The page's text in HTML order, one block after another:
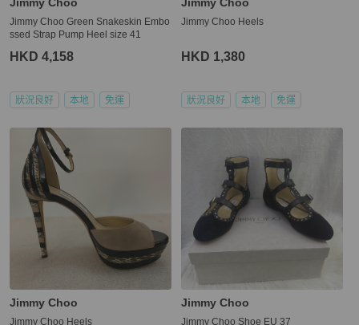
Jimmy Choo Green Snakeskin Embo
ssed Strap Pump Heel size 41
HKD 4,158
狀況良好 本地 免運
Jimmy Choo Heels
HKD 1,380
狀況良好 本地 免運
Jimmy Choo
Jimmy Choo Heels
Jimmy Choo
Jimmy Choo Shoe EU 37